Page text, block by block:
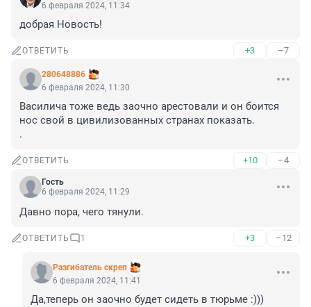
6 февраля 2024, 11:34
добрая Новость!
ОТВЕТИТЬ +3 –7
280648886
6 февраля 2024, 11:30
Василича тоже ведь заочно арестовали и он боится
нос свой в цивилизованных странах показать.
.
ОТВЕТИТЬ +10 –4
Гость
6 февраля 2024, 11:29
Давно пора, чего тянули.
ОТВЕТИТЬ 1 +3 –12
Разгибатель скреп
6 февраля 2024, 11:41
Да,теперь он заочно будет сидеть в тюрьме :)))